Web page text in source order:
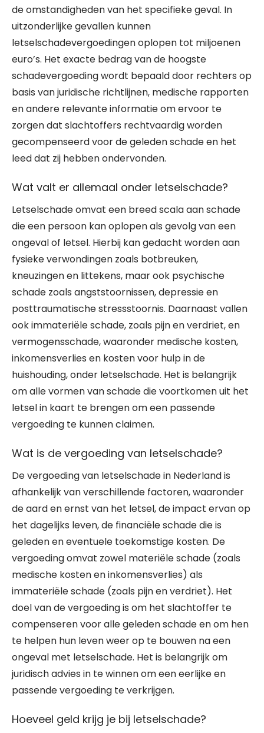
de omstandigheden van het specifieke geval. In
uitzonderlijke gevallen kunnen
letselschadevergoedingen oplopen tot miljoenen
euro’s. Het exacte bedrag van de hoogste
schadevergoeding wordt bepaald door rechters op
basis van juridische richtlijnen, medische rapporten
en andere relevante informatie om ervoor te
zorgen dat slachtoffers rechtvaardig worden
gecompenseerd voor de geleden schade en het
leed dat zij hebben ondervonden.
Wat valt er allemaal onder letselschade?
Letselschade omvat een breed scala aan schade
die een persoon kan oplopen als gevolg van een
ongeval of letsel. Hierbij kan gedacht worden aan
fysieke verwondingen zoals botbreuken,
kneuzingen en littekens, maar ook psychische
schade zoals angststoornissen, depressie en
posttraumatische stressstoornis. Daarnaast vallen
ook immateriële schade, zoals pijn en verdriet, en
vermogensschade, waaronder medische kosten,
inkomensverlies en kosten voor hulp in de
huishouding, onder letselschade. Het is belangrijk
om alle vormen van schade die voortkomen uit het
letsel in kaart te brengen om een passende
vergoeding te kunnen claimen.
Wat is de vergoeding van letselschade?
De vergoeding van letselschade in Nederland is
afhankelijk van verschillende factoren, waaronder
de aard en ernst van het letsel, de impact ervan op
het dagelijks leven, de financiële schade die is
geleden en eventuele toekomstige kosten. De
vergoeding omvat zowel materiële schade (zoals
medische kosten en inkomensverlies) als
immateriële schade (zoals pijn en verdriet). Het
doel van de vergoeding is om het slachtoffer te
compenseren voor alle geleden schade en om hen
te helpen hun leven weer op te bouwen na een
ongeval met letselschade. Het is belangrijk om
juridisch advies in te winnen om een eerlijke en
passende vergoeding te verkrijgen.
Hoeveel geld krijg je bij letselschade?